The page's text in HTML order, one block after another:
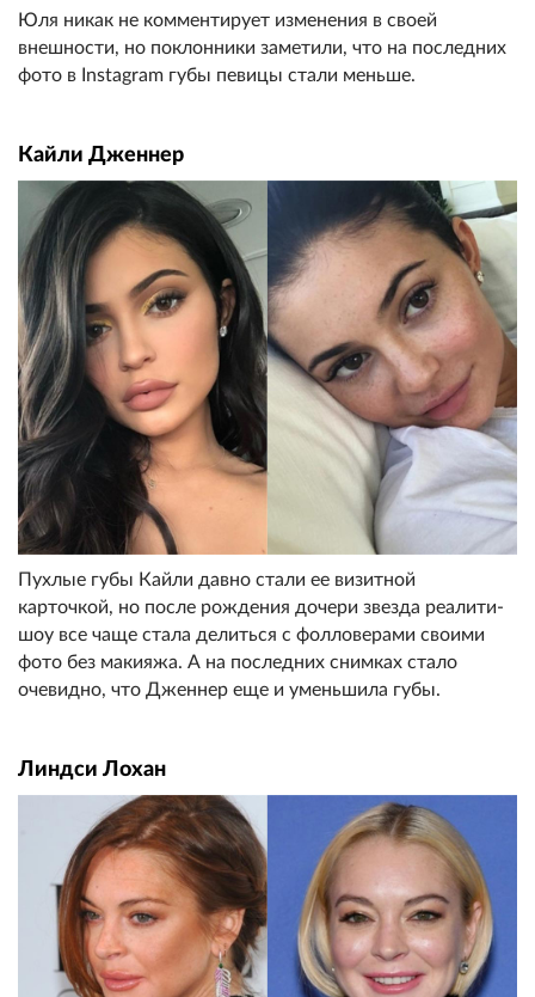
Юля никак не комментирует изменения в своей
внешности, но поклонники заметили, что на последних
фото в Instagram губы певицы стали меньше.
Кайли Дженнер
Пухлые губы Кайли давно стали ее визитной
карточкой, но после рождения дочери звезда реалити-
шоу все чаще стала делиться с фолловерами своими
фото без макияжа. А на последних снимках стало
очевидно, что Дженнер еще и уменьшила губы.
Линдси Лохан